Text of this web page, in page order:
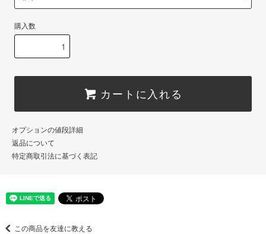
購入数
カートに入れる
オプションの値段詳細
返品について
特定商取引法に基づく表記
この商品を友達に教える